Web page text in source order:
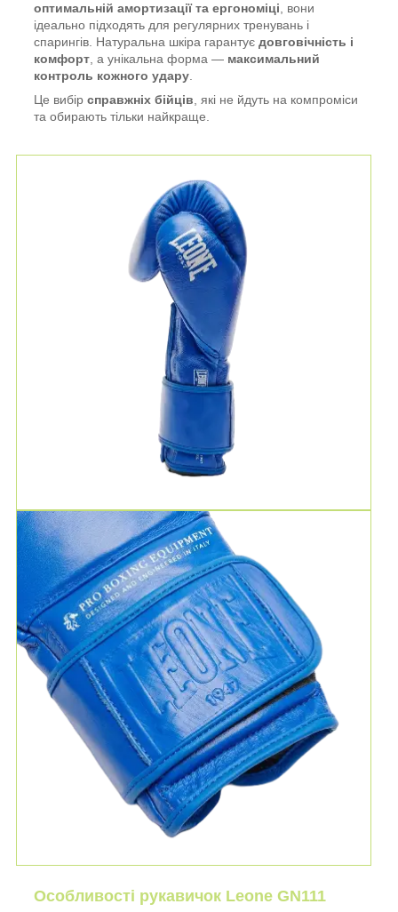
оптимальній амортизації та ергономіці, вони
ідеально підходять для регулярних тренувань і
спарингів. Натуральна шкіра гарантує довговічність і
комфорт, а унікальна форма — максимальний
контроль кожного удару.
Це вибір справжніх бійців, які не йдуть на компроміси
та обирають тільки найкраще.
Особливості рукавичок Leone GN111